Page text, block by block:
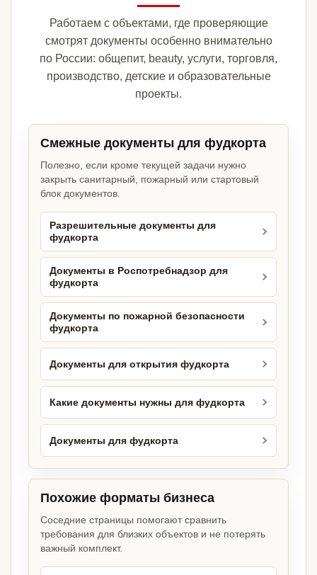
Работаем с объектами, где проверяющие
смотрят документы особенно внимательно
по России: общепит, beauty, услуги, торговля,
производство, детские и образовательные
проекты.
Смежные документы для фудкорта
Полезно, если кроме текущей задачи нужно
закрыть санитарный, пожарный или стартовый
блок документов.
Разрешительные документы для
фудкорта
Документы в Роспотребнадзор для
фудкорта
Документы по пожарной безопасности
фудкорта
Документы для открытия фудкорта
Какие документы нужны для фудкорта
Документы для фудкорта
Похожие форматы бизнеса
Соседние страницы помогают сравнить
требования для близких объектов и не потерять
важный комплект.